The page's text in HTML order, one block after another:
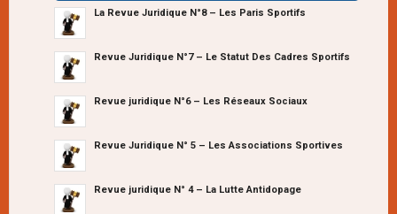
La Revue Juridique N°8 – Les Paris Sportifs
Revue Juridique N°7 – Le Statut Des Cadres Sportifs
Revue juridique N°6 – Les Réseaux Sociaux
Revue Juridique N° 5 – Les Associations Sportives
Revue juridique N° 4 – La Lutte Antidopage